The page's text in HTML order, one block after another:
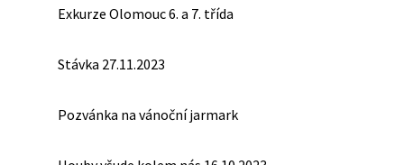
Exkurze Olomouc 6. a 7. třída
Stávka 27.11.2023
Pozvánka na vánoční jarmark